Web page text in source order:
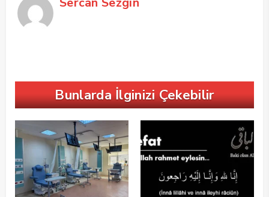
Bunlarda İlginizi Çekebilir